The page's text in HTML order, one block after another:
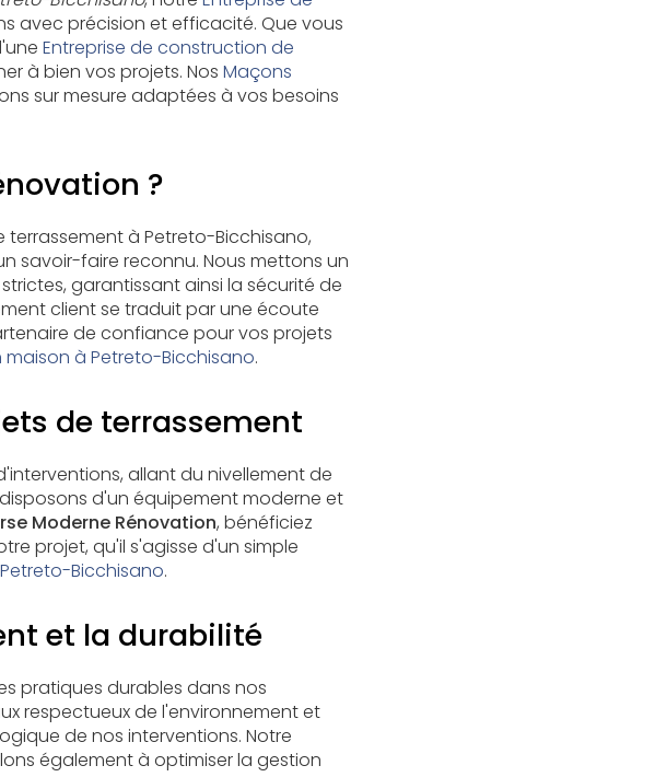
avec précision et efficacité. Que vous
Entreprise de construction de
à bien vos projets. Nos Maçons
sur mesure adaptées à vos besoins
?
terrassement à Petreto-Bicchisano,
savoir-faire reconnu. Nous mettons un
garantissant ainsi la sécurité de
client se traduit par une écoute
de confiance pour vos projets
maison à Petreto-Bicchisano.
de terrassement
allant du nivellement de
d'un équipement moderne et
Moderne Rénovation, bénéficiez
projet, qu'il s'agisse d'un simple
Bicchisano.
et la durabilité
pratiques durables dans nos
respectueux de l'environnement et
de nos interventions. Notre
également à optimiser la gestion